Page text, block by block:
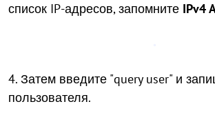
список IP-адресов, запомните IPv4
4. Затем введите "query user" и
пользователя.